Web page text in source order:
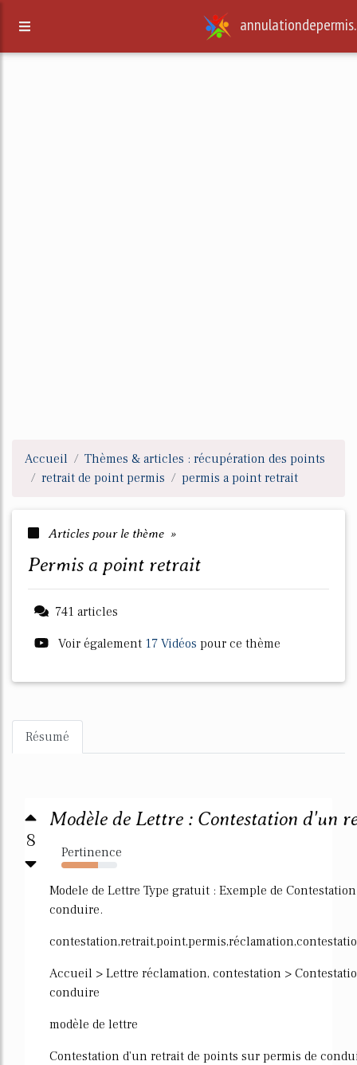
annulationdepermis.
Accueil
Thèmes & articles : récupération des points
retrait de point permis
permis a point retrait
Articles pour le thème »
permis a point retrait
741 articles
Voir également 17 Vidéos pour ce thème
Résumé
8
Modèle de Lettre : Contestation d'un
Pertinence
66%
Modele de Lettre Type gratuit : Exemple de
conduire.
Accueil > Lettre réclamation, contestation >
conduire
modèle de lettre
Contestation d'un retrait de points sur permis de